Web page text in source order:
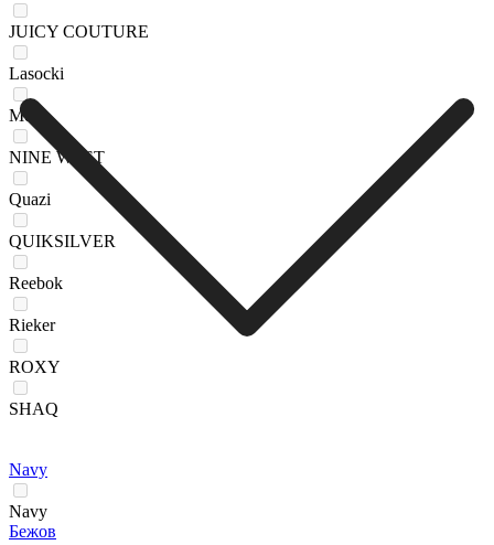
JUICY COUTURE
Lasocki
Mexx
NINE WEST
Quazi
QUIKSILVER
Reebok
Rieker
ROXY
SHAQ
Navy
Navy
Бежов